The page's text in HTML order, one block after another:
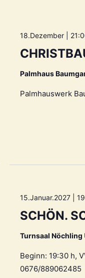
18.Dezember |
Palmhaus
Palmhauswerk
SCHÖN.
15.Januar.2027 |
Turnsaal Nöchling
Beginn: 19:30 h,
0676/889062485